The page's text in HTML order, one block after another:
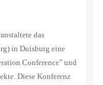
das
in Duisburg eine
Conference" und
Diese Konferenz